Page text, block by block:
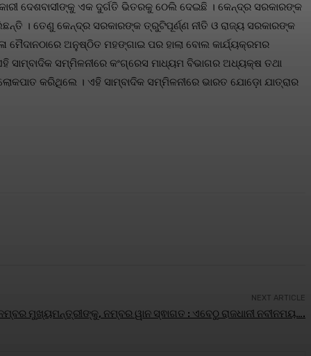
ଦେଶବାସୀଙ୍କୁ ଏକ ଦୁର୍ଗତି ଭିତରକୁ ଠେଲି ଦେଇଛି । କେନ୍ଦ୍ର ସରକାରଙ୍କ
। ତେଣୁ କେନ୍ଦ୍ର ସରକାରଙ୍କ ତ୍ରୁଟିପୂର୍ଣ୍ଣ ନୀତି ଓ ରାଜ୍ୟ ସରକାରଙ୍କ
ଅନୁଷ୍ଠିତ ମହଙ୍ଗାଇ ପର ହାଲା ବୋଲ କାର୍ଯ୍ୟକ୍ରମର
ସାମ୍ବାଦିକ ସମ୍ମିଳନୀରେ କଂଗ୍ରେସ ମାଧ୍ୟମ ବିଭାଗର ଅଧ୍ୟକ୍ଷ ତଥା
କରିଥିଲେ । ଏହି ସାମ୍ବାଦିକ ସମ୍ମିଳନୀରେ ଭାରତ ଯୋଡ଼ୋ ଯାତ୍ରାର
NEXT ARTICLE
ମୁଖ୍ୟମନ୍ତ୍ରୀଙ୍କୁ, ନମ୍ବର ୱାନ ସ୍ଵାଗତ : ଏବେଠୁ ରାଜଧାନୀ ନବୀନମୟ….